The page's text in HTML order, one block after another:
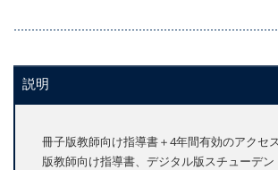
説明
冊子版教師向け指導書＋4年間有効のアクセ
版教師向け指導書、デジタル版スチューデ